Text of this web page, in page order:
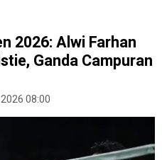
2026: Alwi Farhan
Ganda Campuran
08:00